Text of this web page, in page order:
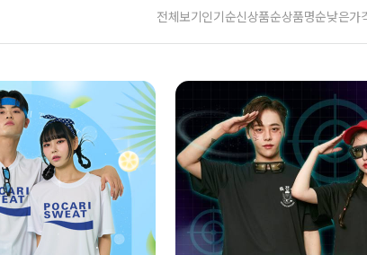
전체보기인기순신상품순상품명순낮은가